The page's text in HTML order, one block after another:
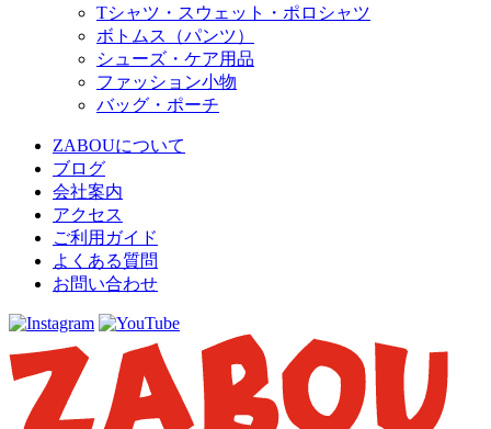
Tシャツ・スウェット・ポロシャツ
ボトムス（パンツ）
シューズ・ケア用品
ファッション小物
バッグ・ポーチ
ZABOUについて
ブログ
会社案内
アクセス
ご利用ガイド
よくある質問
お問い合わせ